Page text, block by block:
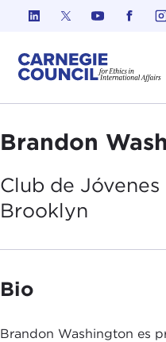
Ir al contenido
Brandon
Club de
Brooklyn
Bio
Brandon Washington es